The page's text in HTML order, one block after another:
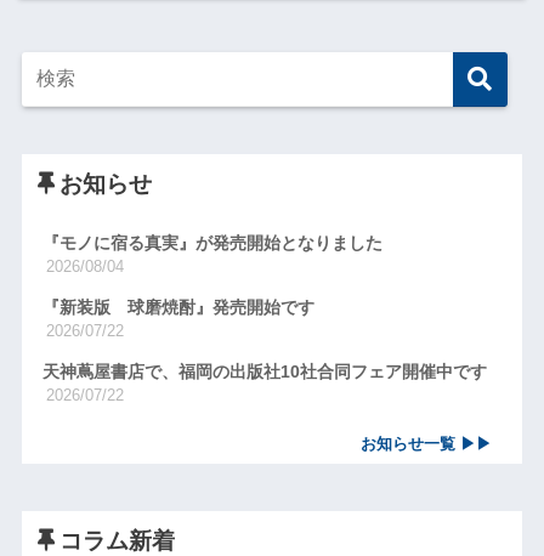
お知らせ
『モノに宿る真実』が発売開始となりました
2026/08/04
『新装版 球磨焼酎』発売開始です
2026/07/22
天神蔦屋書店で、福岡の出版社10社合同フェア開催中です
2026/07/22
お知らせ一覧 ▶▶
コラム新着